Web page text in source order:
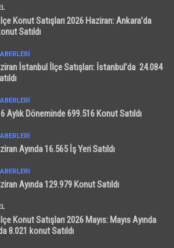
Konut Satışları 2026 Haziran: Ankara’da
Satıldı
İstanbul İlçe Satışları: İstanbul’da 24.084
Aylık Döneminde 699.516 Konut Satıldı
Ayında 16.565 İş Yeri Satıldı
Ayında 129.979 Konut Satıldı
Konut Satışları 2026 Mayıs: Mayıs Ayında
8.021 konut Satıldı